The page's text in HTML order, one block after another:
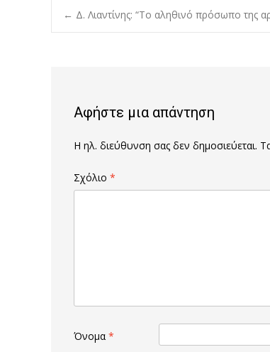
Post
← Δ. Λιαντίνης: “Το αληθινό πρόσωπο της
Αφήστε μια απάντηση
Η ηλ. διεύθυνση σας δεν δημοσιεύεται.
Σχόλιο *
Όνομα *